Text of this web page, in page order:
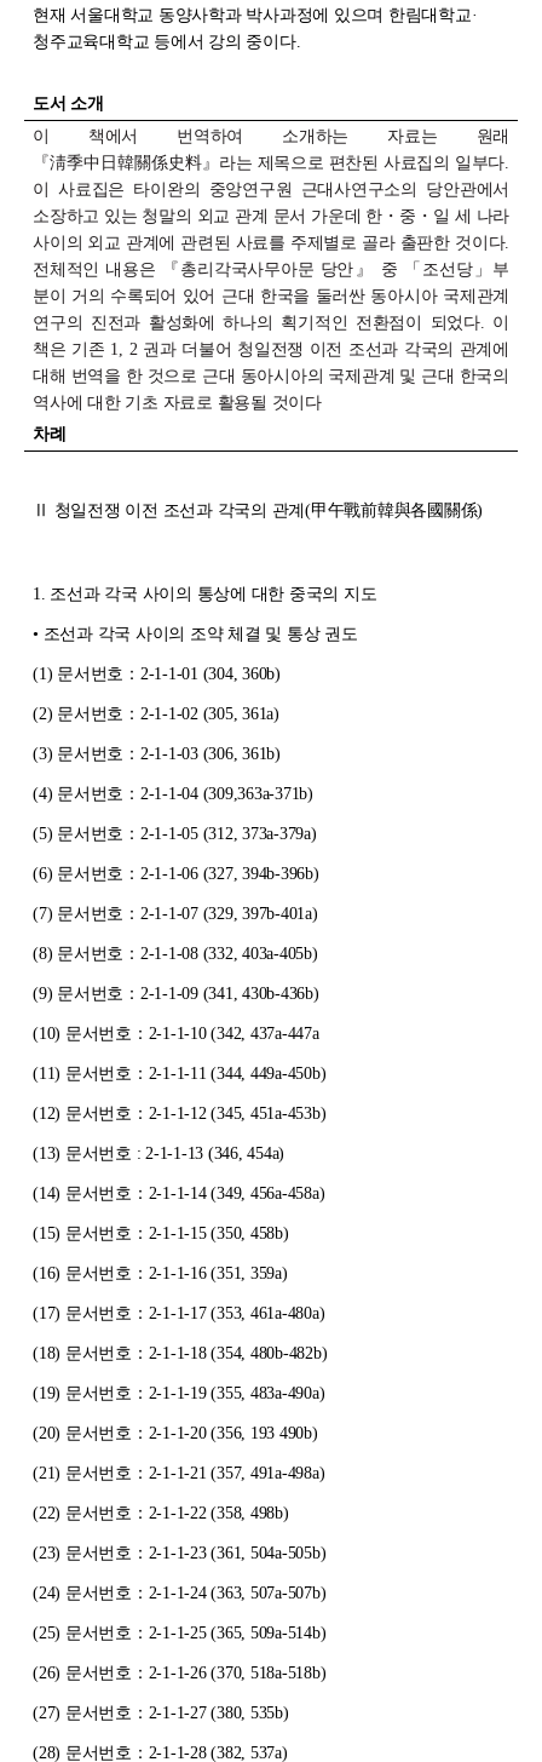
현재 서울대학교 동양사학과 박사과정에 있으며 한림대학교·
청주교육대학교 등에서 강의 중이다.
도서 소개
이 책에서 번역하여 소개하는 자료는 원래
『淸季中日韓關係史料』라는 제목으로 편찬된 사료집의 일부다.
이 사료집은 타이완의 중앙연구원 근대사연구소의 당안관에서
소장하고 있는 청말의 외교 관계 문서 가운데 한・ 중 ・ 일 세 나라
사이의 외교 관계에 관련된 사료를 주제별로 골라 출판한 것이다.
전체적인 내용은 『총리각국사무아문 당안』 중 「조선당」부
분이 거의 수록되어 있어 근대 한국을 둘러싼 동아시아 국제관계
연구의 진전과 활성화에 하나의 획기적인 전환점이 되었다. 이
책은 기존 1, 2 권과 더불어 청일전쟁 이전 조선과 각국의 관계에
대해 번역을 한 것으로 근대 동아시아의 국제관계 및 근대 한국의
역사에 대한 기초 자료로 활용될 것이다
차례
Ⅱ 청일전쟁 이전 조선과 각국의 관계(甲午戰前韓與各國關係)
1. 조선과 각국 사이의 통상에 대한 중국의 지도
• 조선과 각국 사이의 조약 체결 및 통상 권도
(1) 문서번호：2-1-1-01 (304, 360b)
(2) 문서번호：2-1-1-02 (305, 361a)
(3) 문서번호：2-1-1-03 (306, 361b)
(4) 문서번호：2-1-1-04 (309,363a-371b)
(5) 문서번호：2-1-1-05 (312, 373a-379a)
(6) 문서번호：2-1-1-06 (327, 394b-396b)
(7) 문서번호：2-1-1-07 (329, 397b-401a)
(8) 문서번호：2-1-1-08 (332, 403a-405b)
(9) 문서번호：2-1-1-09 (341, 430b-436b)
(10) 문서번호：2-1-1-10 (342, 437a-447a
(11) 문서번호：2-1-1-11 (344, 449a-450b)
(12) 문서번호：2-1-1-12 (345, 451a-453b)
(13) 문서번호 : 2-1-1-13 (346, 454a)
(14) 문서번호：2-1-1-14 (349, 456a-458a)
(15) 문서번호：2-1-1-15 (350, 458b)
(16) 문서번호：2-1-1-16 (351, 359a)
(17) 문서번호：2-1-1-17 (353, 461a-480a)
(18) 문서번호：2-1-1-18 (354, 480b-482b)
(19) 문서번호：2-1-1-19 (355, 483a-490a)
(20) 문서번호：2-1-1-20 (356, 193 490b)
(21) 문서번호：2-1-1-21 (357, 491a-498a)
(22) 문서번호：2-1-1-22 (358, 498b)
(23) 문서번호：2-1-1-23 (361, 504a-505b)
(24) 문서번호：2-1-1-24 (363, 507a-507b)
(25) 문서번호：2-1-1-25 (365, 509a-514b)
(26) 문서번호：2-1-1-26 (370, 518a-518b)
(27) 문서번호：2-1-1-27 (380, 535b)
(28) 문서번호：2-1-1-28 (382, 537a)